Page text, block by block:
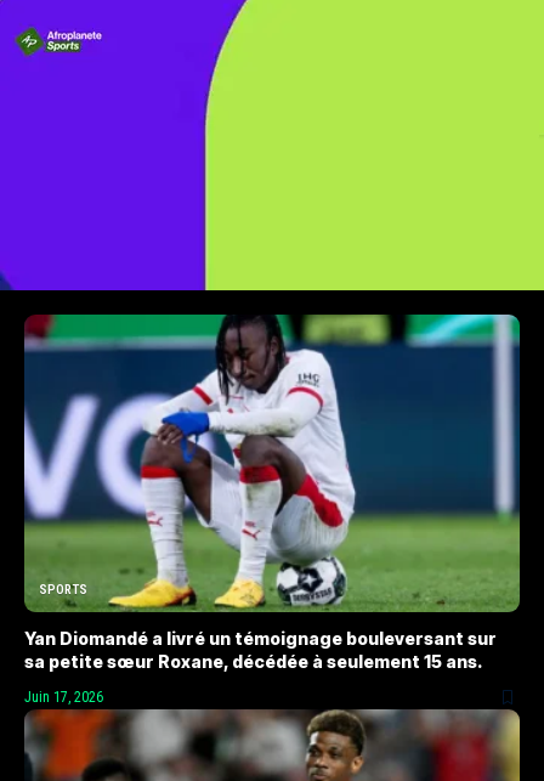
SPORTS
Yan Diomandé a livré un témoignage bouleversant sur
sa petite sœur Roxane, décédée à seulement 15 ans.
Juin 17, 2026